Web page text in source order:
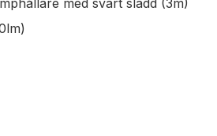
med svart sladd (3m)